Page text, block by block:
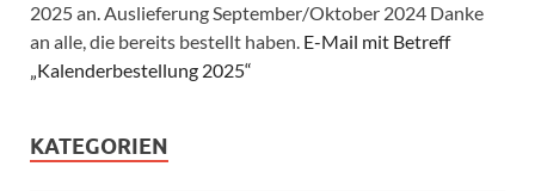
2025 an. Auslieferung September/Oktober 2024 Danke
an alle, die bereits bestellt haben. E-Mail mit Betreff
„Kalenderbestellung 2025“
KATEGORIEN